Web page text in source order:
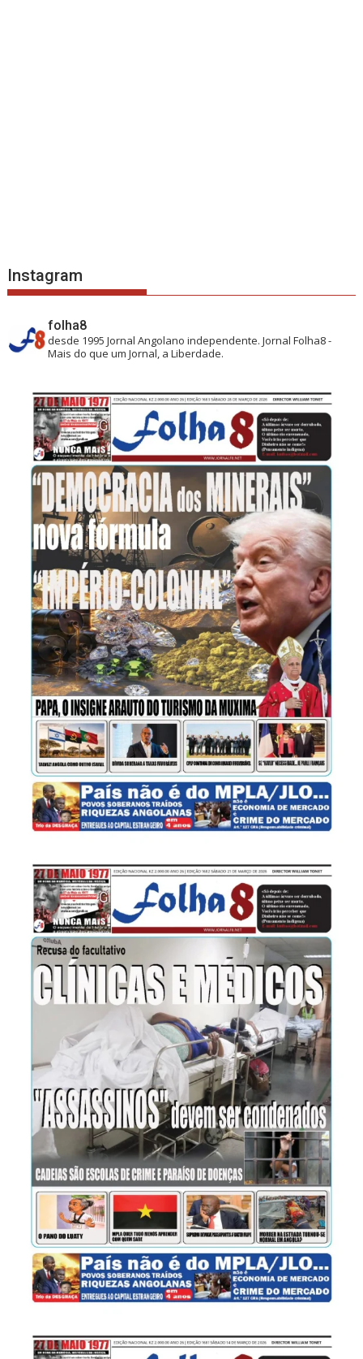
Instagram
folha8
desde 1995 Jornal Angolano independente.Jornal Folha8 -
Mais do que um Jornal, a Liberdade.